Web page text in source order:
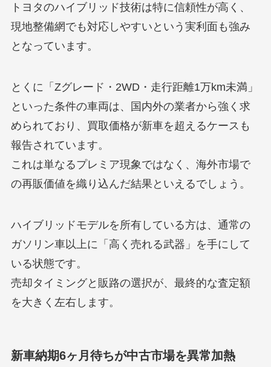
トヨタのハイブリッド技術は特に信頼性が高く、
現地整備網でも対応しやすいという実利面も強み
となっています。
とくに「Zグレード・2WD・走行距離1万km未満」
といった条件の車両は、国内外の業者から強く求
められており、買取価格が新車を超えるケースも
報告されています。
これは単なるプレミア現象ではなく、海外市場で
の再販価値を織り込んだ結果といえるでしょう。
ハイブリッドモデルを所有している方は、通常の
ガソリン車以上に「高く売れる武器」を手にして
いる状態です。
売却タイミングと販路の選択が、最終的な査定額
を大きく左右します。
新車納期6ヶ月待ちが中古市場を異常加熱